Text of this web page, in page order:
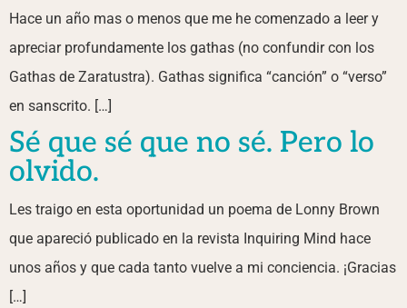
Hace un año mas o menos que me he comenzado a leer y
apreciar profundamente los gathas (no confundir con los
Gathas de Zaratustra). Gathas significa “canción” o “verso”
en sanscrito. […]
Sé que sé que no sé. Pero lo
olvido.
Les traigo en esta oportunidad un poema de Lonny Brown
que apareció publicado en la revista Inquiring Mind hace
unos años y que cada tanto vuelve a mi conciencia. ¡Gracias
[…]